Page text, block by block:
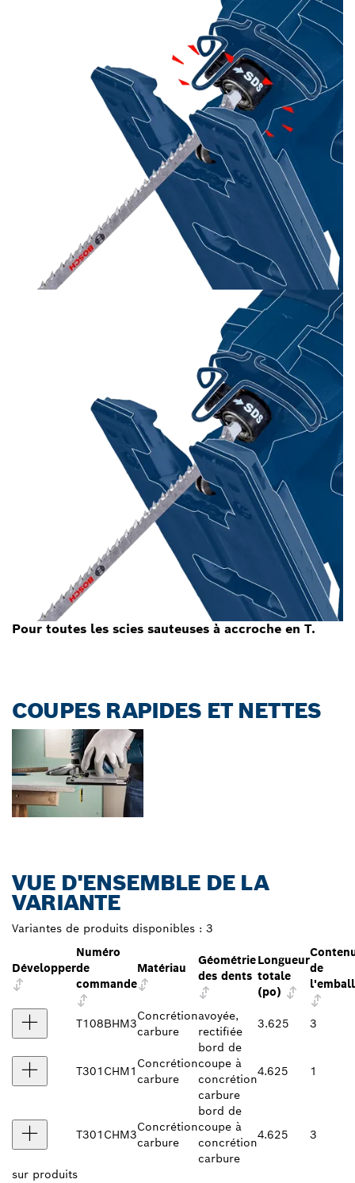
Pour toutes les scies sauteuses à accroche en T.
COUPES RAPIDES ET NETTES
VUE D'ENSEMBLE DE LA
VARIANTE
Variantes de produits disponibles : 3
Développer
Numéro
de
commande
Matériau
Géométrie
des dents
Longueur
totale
(po)
de
T108BHM3
Concrétion
carbure
avoyée,
rectifiée
3.625 3
T301CHM1
Concrétion
carbure
bord de
coupe à
concrétion
carbure
4.625 1
T301CHM3
Concrétion
carbure
bord de
coupe à
concrétion
carbure
4.625 3
sur produits